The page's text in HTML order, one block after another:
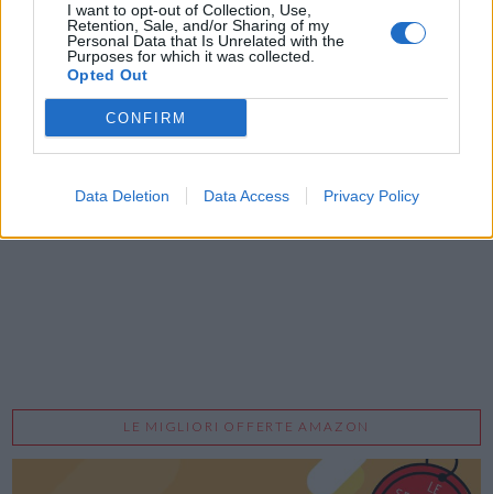
I want to opt-out of Collection, Use,
Retention, Sale, and/or Sharing of my
Personal Data that Is Unrelated with the
Purposes for which it was collected.
Opted Out
CONFIRM
Data Deletion Data Access Privacy Policy
LE MIGLIORI OFFERTE AMAZON